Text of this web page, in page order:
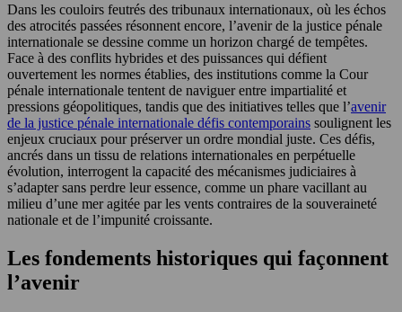
Dans les couloirs feutrés des tribunaux internationaux, où les échos
des atrocités passées résonnent encore, l’avenir de la justice pénale
internationale se dessine comme un horizon chargé de tempêtes.
Face à des conflits hybrides et des puissances qui défient
ouvertement les normes établies, des institutions comme la Cour
pénale internationale tentent de naviguer entre impartialité et
pressions géopolitiques, tandis que des initiatives telles que l’avenir
de la justice pénale internationale défis contemporains soulignent les
enjeux cruciaux pour préserver un ordre mondial juste. Ces défis,
ancrés dans un tissu de relations internationales en perpétuelle
évolution, interrogent la capacité des mécanismes judiciaires à
s’adapter sans perdre leur essence, comme un phare vacillant au
milieu d’une mer agitée par les vents contraires de la souveraineté
nationale et de l’impunité croissante.
Les fondements historiques qui façonnent
l’avenir